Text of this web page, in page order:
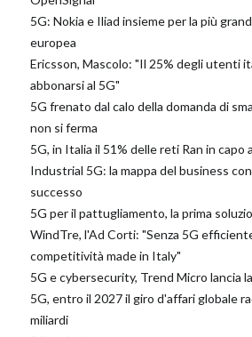
5G: Nokia e Iliad insieme per la più
europea
Ericsson, Mascolo: "Il 25% degli utenti
abbonarsi al 5G"
5G frenato dal calo della domanda di
non si ferma
5G, in Italia il 51% delle reti Ran in capo
Industrial 5G: la mappa del business
successo
5G per il pattugliamento, la prima
WindTre, l'Ad Corti: "Senza 5G
competitività made in Italy"
5G e cybersecurity, Trend Micro lancia
5G, entro il 2027 il giro d'affari globale
miliardi